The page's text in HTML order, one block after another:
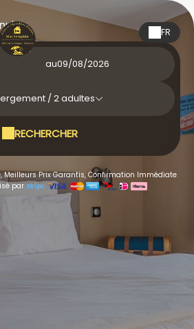
FR
au
/2adultes
RECHERCHER
Meilleurs Prix Garantis, Confirmation Immédiate
par